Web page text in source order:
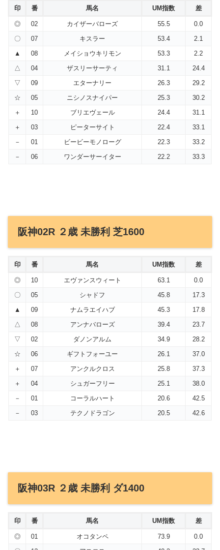
印 番 馬名 UM指数 差
◎ 02 カイザーバローズ 55.5
0.0
〇
07 キスラー 53.4
2.1
▲
08 メイショウキリモン 53.3
2.2
△
04 ザスリーサーティ 31.1
24.4
▽
09 エターナリー 26.3
29.2
☆
05 ニシノスナイパー 25.3
30.2
＋
10 ブリエヴェール 24.4
31.1
＋
03 ピーターサイト 22.4
33.1
－
01 ビービーモノローグ 22.3
33.2
－
06 ワンダーサーイター 22.2 33.3
阪神02R ２歳 未勝利 芝1600
印 番 馬名 UM指数 差
◎ 10 エヴァンスウィート 63.1
0.0
〇
05 シャドフ 45.8
17.3
▲
09 ナムラエイハブ 45.3
17.8
△
08 アンナバローズ 39.4
23.7
▽
02 ダノンアルム 34.9
28.2
☆
06 ギフトフォーユー 26.1
37.0
＋
07 アンクルクロス 25.8
37.3
＋
04 シュガーフリー 25.1
38.0
－
01 コーラルハート 20.6
42.5
－
03 テクノドラゴン 20.5 42.6
阪神03R ２歳 未勝利 ダ1400
印 番 馬名 UM指数 差
◎ 01 オコタンペ 73.9
0.0